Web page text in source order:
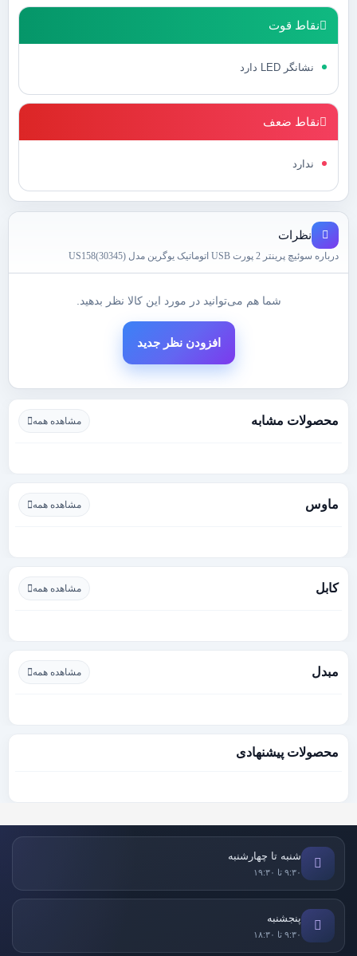
نقاط قوت
نشانگر LED دارد
نقاط ضعف
ندارد
نظرات
درباره سوئیچ پرینتر 2 پورت USB اتوماتیک یوگرین مدل US158(30345)
شما هم می‌توانید در مورد این کالا نظر بدهید.
افزودن نظر جدید
محصولات مشابه مشاهده همه
ماوس مشاهده همه
کابل مشاهده همه
مبدل مشاهده همه
محصولات پیشنهادی
شنبه تا چهارشنبه
۹:۳۰ تا ۱۹:۳۰
پنجشنبه
۹:۳۰ تا ۱۸:۳۰